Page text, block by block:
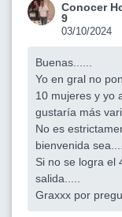
Conocer
9
03/10/2024
Buenas......
Yo en gral no
10 mujeres y yo
gustaría más
No es
bienvenida
Si no se logra el
salida.....
Graxxx por